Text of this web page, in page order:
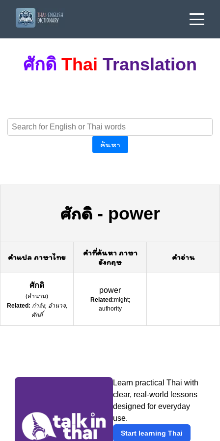
ศักดิ Thai Translation
ค้นหา
ศักดิ - power
คำแปล ภาษาไทย
คำที่ค้นหา ภาษา
อังกฤษ
คำอ่าน
ศักดิ
(คำนาม)
Related: กำลัง, อำนาจ,
ศักดิ์
power
Related:might;
authority
Learn practical Thai with
clear, real-world lessons
designed for everyday
use.
Start learning Thai